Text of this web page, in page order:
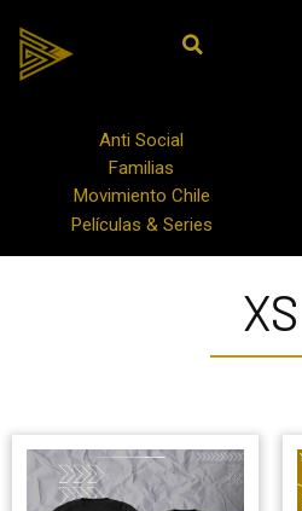
Anti Social
Familias
Movimiento Chile
Películas & Series
XS